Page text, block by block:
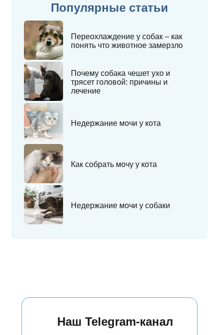
Популярные статьи
Переохлаждение у собак – как
понять что животное замерзло
Почему собака чешет ухо и
трясет головой: причины и
лечение
Недержание мочи у кота
Как собрать мочу у кота
Недержание мочи у собаки
Наш Telegram-канал